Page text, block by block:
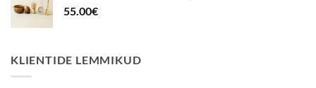
55.00€
KLIENTIDE LEMMIKUD